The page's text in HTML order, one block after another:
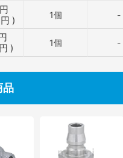
円
円 ) 1個 -
円 ) 1個 -
品